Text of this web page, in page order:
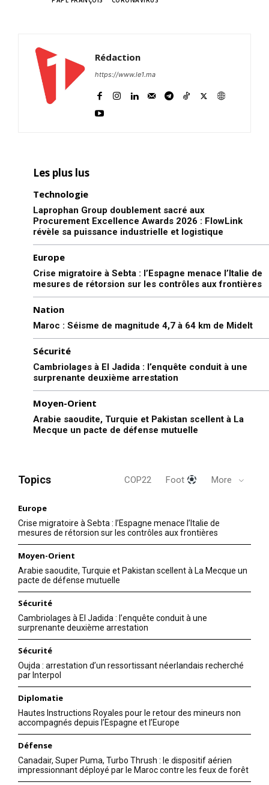
Rédaction
https://www.le1.ma
Les plus lus
Technologie
Laprophan Group doublement sacré aux
Procurement Excellence Awards 2026 : FlowLink
révèle sa puissance industrielle et logistique
Europe
Crise migratoire à Sebta : l’Espagne menace l’Italie de
mesures de rétorsion sur les contrôles aux frontières
Nation
Maroc : Séisme de magnitude 4,7 à 64 km de Midelt
Sécurité
Cambriolages à El Jadida : l’enquête conduit à une
surprenante deuxième arrestation
Moyen-Orient
Arabie saoudite, Turquie et Pakistan scellent à La
Mecque un pacte de défense mutuelle
Topics COP22 Foot More
Europe
Crise migratoire à Sebta : l’Espagne menace l’Italie de
mesures de rétorsion sur les contrôles aux frontières
Moyen-Orient
Arabie saoudite, Turquie et Pakistan scellent à La Mecque un
pacte de défense mutuelle
Sécurité
Cambriolages à El Jadida : l’enquête conduit à une
surprenante deuxième arrestation
Sécurité
Oujda : arrestation d’un ressortissant néerlandais recherché
par Interpol
Diplomatie
Hautes Instructions Royales pour le retour des mineurs non
accompagnés depuis l’Espagne et l’Europe
Défense
Canadair, Super Puma, Turbo Thrush : le dispositif aérien
impressionnant déployé par le Maroc contre les feux de forêt